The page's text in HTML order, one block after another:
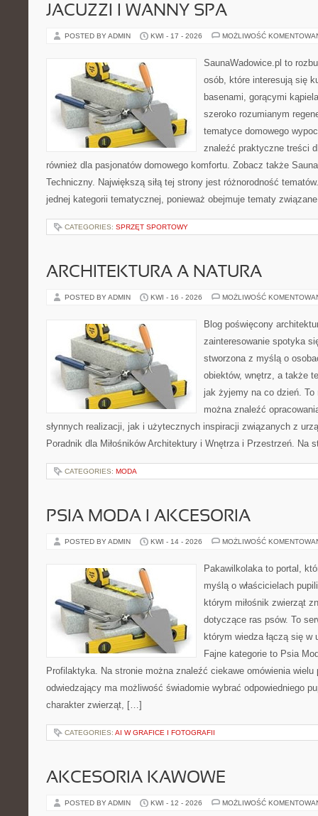
JACUZZI I WANNY SPA
POSTED BY ADMIN KWI - 17 - 2026 MOŻLIWOŚĆ
SaunaWadowice.pl to
osób, które interesują się
basenami, gorącymi
szeroko rozumianym
tematyce domowego
znaleźć praktyczne treści
również dla pasjonatów domowego komfortu. Zobacz także
Techniczny. Największą siłą tej strony jest różnorodność
jednej kategorii tematycznej, ponieważ obejmuje tematy
CATEGORIES: SPRZĘT SPORTOWY
ARCHITEKTURA A NATURA
POSTED BY ADMIN KWI - 16 - 2026 MOŻLIWOŚĆ
Blog poświęcony
zainteresowanie spotyka
stworzona z myślą o
obiektów, wnętrz, a także
jak żyjemy na co dzień.
można znaleźć
słynnych realizacji, jak i użytecznych inspiracji związanych z
Poradnik dla Miłośników Architektury i Wnętrza i Przestrzeń.
CATEGORIES: MODA
PSIA MODA I AKCESORIA
POSTED BY ADMIN KWI - 14 - 2026 MOŻLIWOŚĆ
Pakawilkolaka to portal,
myślą o właścicielach
którym miłośnik zwierząt
dotyczące ras psów. To
którym wiedza łączą się w
Fajne kategorie to Psia
Profilaktyka. Na stronie można znaleźć ciekawe omówienia
odwiedzający ma możliwość świadomie wybrać odpowiedniego
charakter zwierząt, […]
CATEGORIES: AI W GRAFICE I FOTOGRAFII
AKCESORIA KAWOWE
POSTED BY ADMIN KWI - 12 - 2026 MOŻLIWOŚĆ